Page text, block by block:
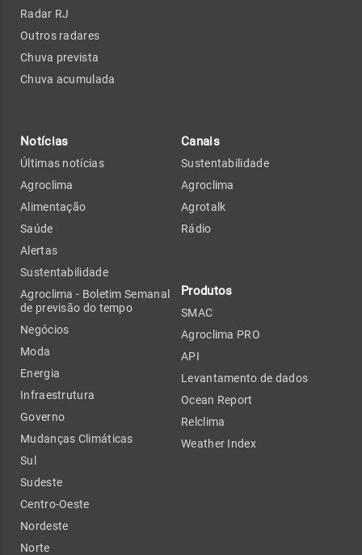
Radar RJ
Outros radares
Chuva prevista
Chuva acumulada
Notícias
Últimas notícias
Agroclima
Alimentação
Saúde
Alertas
Sustentabilidade
Agroclima - Boletim Semanal
de previsão do tempo
Negócios
Moda
Energia
Infraestrutura
Governo
Mudanças Climáticas
Sul
Sudeste
Centro-Oeste
Nordeste
Norte
Canais
Sustentabilidade
Agroclima
Agrotalk
Rádio
Produtos
SMAC
Agroclima PRO
API
Levantamento de dados
Ocean Report
Relclima
Weather Index